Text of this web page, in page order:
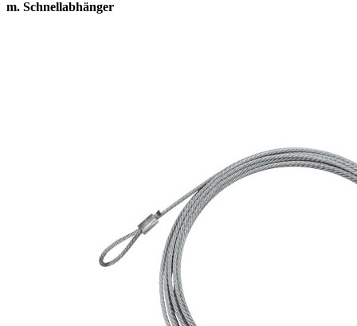
m. Schnellabhänger